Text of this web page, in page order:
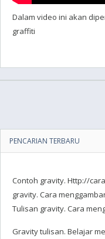
Dalam video ini akan
graffiti
PENCARIAN TERBARU
Contoh gravity. Http://
gravity. Cara
Tulisan gravity. Cara
Gravity tulisan. Belajar